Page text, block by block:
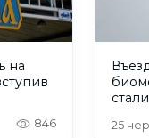
на
846 25